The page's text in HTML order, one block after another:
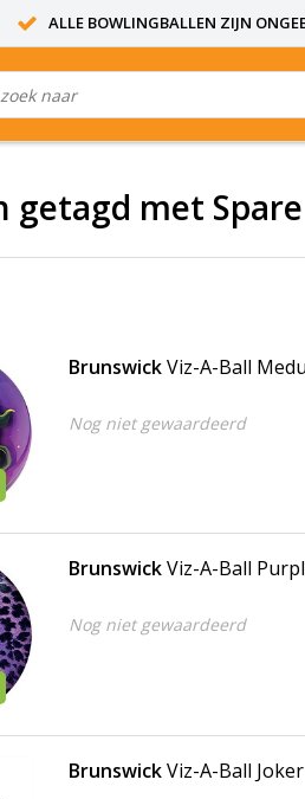
ALLE BOWLINGBALLEN ZIJN
getagd met
BrunswickViz-A-Ball
Nog niet gewaardeerd
BrunswickViz-A-Ball
Nog niet gewaardeerd
BrunswickViz-A-Ball Joker